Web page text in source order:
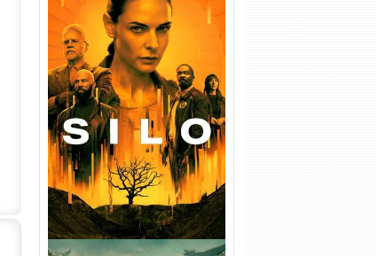
Silo 1ª Temporada Torrent
(2023) WEB-DL
720p/1080p/4K Dual Áudio